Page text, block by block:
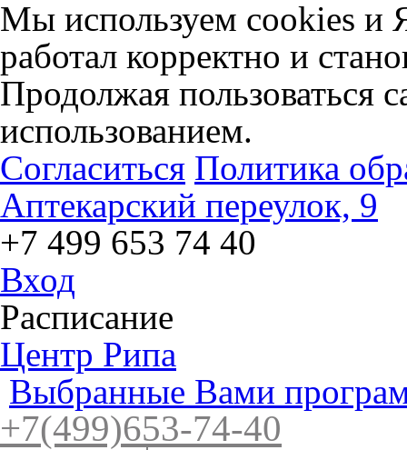
Мы используем cookies и
работал корректно и
Продолжая пользоваться
использованием.
Согласиться Политика
Аптекарский переулок, 9
+7 499 653 74 40
Вход
Расписание
Центр Рипа
Выбранные Вами
+7(499)653-74-40